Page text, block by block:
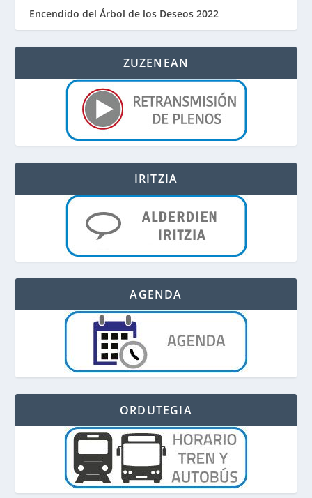
Encendido del Árbol de los Deseos 2022
ZUZENEAN
IRITZIA
AGENDA
ORDUTEGIA